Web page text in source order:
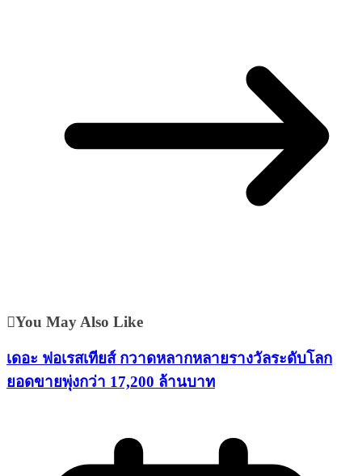
You May Also Like
เดอะ ฟอเรสเทียส์ กวาดหลากหลายรางวัลระดับโลก
ยอดขายพุ่งกว่า 17,200 ล้านบาท